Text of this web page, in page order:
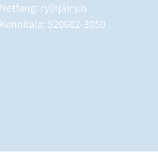
Netfang: ry(hjá)ry.is
Kennitala: 520602-3050